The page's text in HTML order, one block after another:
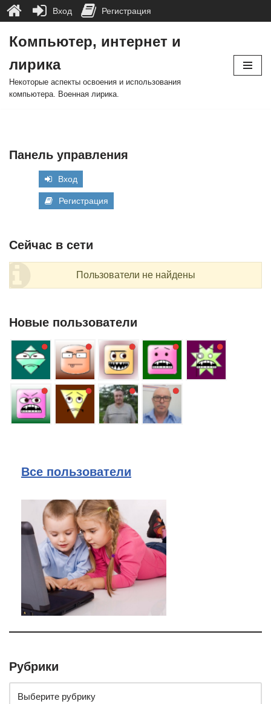
к
содержимому
Компьютер, интернет и
лирика
Некоторые аспекты освоения и использования
компьютера. Военная лирика.
Панель управления
Вход
Регистрация
Сейчас в сети
Пользователи не найдены
Новые пользователи
Все пользователи
Рубрики
Вход Регистрация